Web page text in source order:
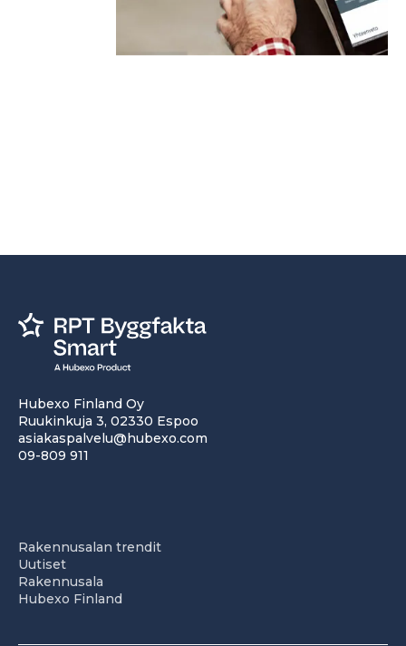
Hubexo Finland Oy
Ruukinkuja 3, 02330 Espoo
asiakaspalvelu@hubexo.com
09-809 911
Rakennusalan trendit
Uutiset
Rakennusala
Hubexo Finland